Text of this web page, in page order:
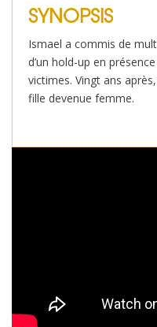
SYNOPSIS
Ismael a commis de
d’un hold-up en
victimes. Vingt ans
fille devenue femme.